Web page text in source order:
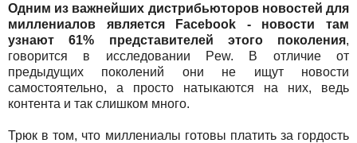
Одним из важнейших дистрибьюторов новостей для
миллениалов является Facebook - новости там
узнают 61% представителей этого поколения,
говорится в исследовании Pew. В отличие от
предыдущих поколений они не ищут новости
самостоятельно, а просто натыкаются на них, ведь
контента и так слишком много.
Трюк в том, что миллениалы готовы платить за гордость